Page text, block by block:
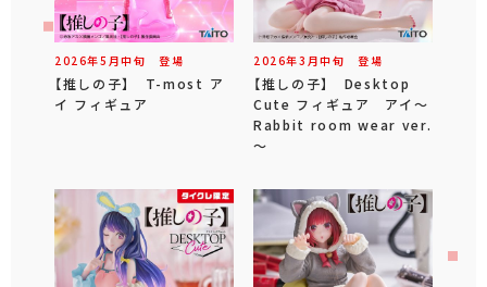
2026年5 月中旬 登場
【推しの子】 T-most ア
イ フィギュア
2026年3 月中旬 登場
【推しの子】 Desktop
Cute フィギュア アイ～
Rabbit room wear ver.
～